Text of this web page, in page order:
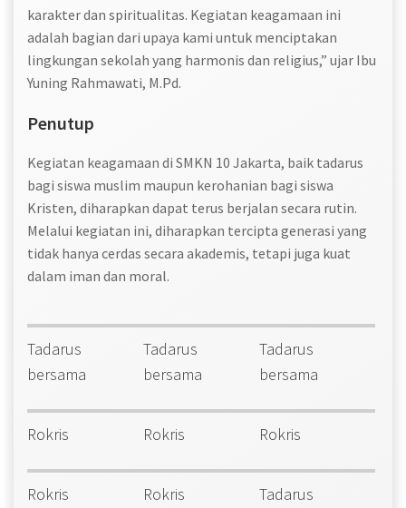
karakter dan spiritualitas. Kegiatan keagamaan ini
adalah bagian dari upaya kami untuk menciptakan
lingkungan sekolah yang harmonis dan religius,” ujar Ibu
Yuning Rahmawati, M.Pd.
Penutup
Kegiatan keagamaan di SMKN 10 Jakarta, baik tadarus
bagi siswa muslim maupun kerohanian bagi siswa
Kristen, diharapkan dapat terus berjalan secara rutin.
Melalui kegiatan ini, diharapkan tercipta generasi yang
tidak hanya cerdas secara akademis, tetapi juga kuat
dalam iman dan moral.
Tadarus
bersama
Tadarus
bersama
Tadarus
bersama
Rokris Rokris Rokris
Rokris Rokris
Tadarus